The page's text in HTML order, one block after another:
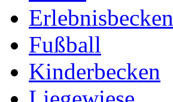
Erlebnisbecken
Fußball
Kinderbecken